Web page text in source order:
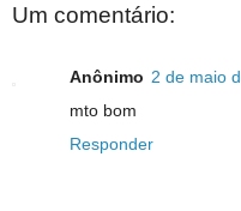
Um comentário:
Anônimo 2 de maio
mto bom
Responder